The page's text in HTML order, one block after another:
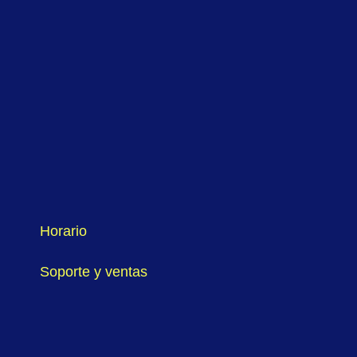
Horario
Soporte y ventas